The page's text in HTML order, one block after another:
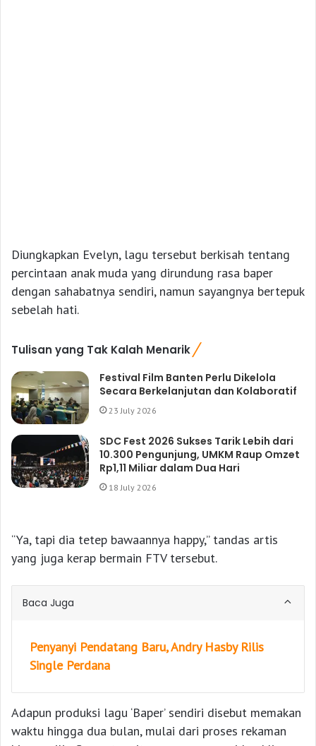
Diungkapkan Evelyn, lagu tersebut berkisah tentang
percintaan anak muda yang dirundung rasa baper
dengan sahabatnya sendiri, namun sayangnya bertepuk
sebelah hati.
Tulisan yang Tak Kalah Menarik
Festival Film Banten Perlu Dikelola
Secara Berkelanjutan dan Kolaboratif
23 July 2026
SDC Fest 2026 Sukses Tarik Lebih dari
10.300 Pengunjung, UMKM Raup Omzet
Rp1,11 Miliar dalam Dua Hari
18 July 2026
“Ya, tapi dia tetep bawaannya happy,” tandas artis
yang juga kerap bermain FTV tersebut.
Baca Juga
Penyanyi Pendatang Baru, Andry Hasby Rilis
Single Perdana
Adapun produksi lagu ‘Baper’ sendiri disebut memakan
waktu hingga dua bulan, mulai dari proses rekaman